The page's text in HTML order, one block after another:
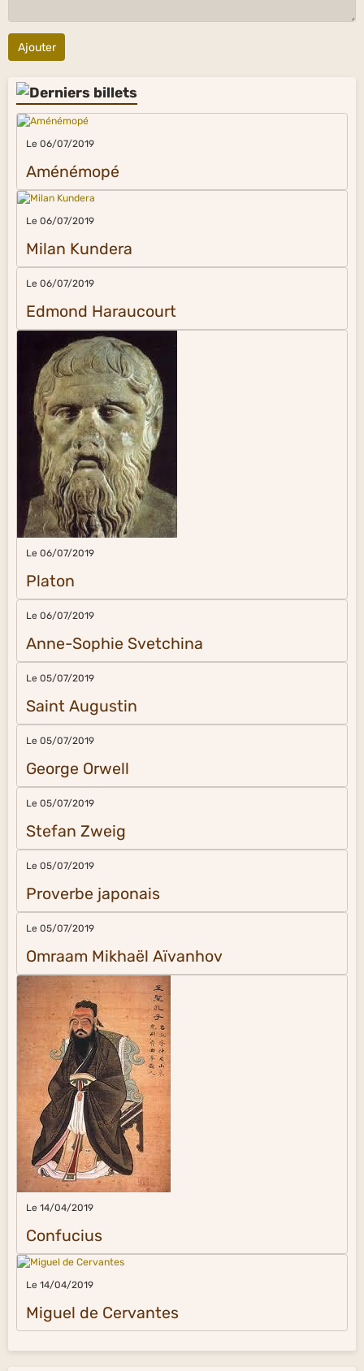
Ajouter
Le 06/07/2019
Aménémopé
Le 06/07/2019
Milan Kundera
Le 06/07/2019
Edmond Haraucourt
Le 06/07/2019
Platon
Le 06/07/2019
Anne-Sophie Svetchina
Le 05/07/2019
Saint Augustin
Le 05/07/2019
George Orwell
Le 05/07/2019
Stefan Zweig
Le 05/07/2019
Proverbe japonais
Le 05/07/2019
Omraam Mikhaël Aïvanhov
Le 14/04/2019
Confucius
Le 14/04/2019
Miguel de Cervantes